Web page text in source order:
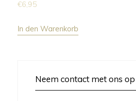
€6,95
In den Warenkorb
Neem contact met ons op